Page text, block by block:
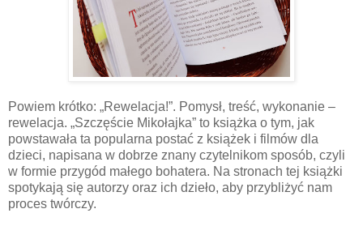
Powiem krótko: „Rewelacja!”. Pomysł, treść, wykonanie –
rewelacja. „Szczęście Mikołajka” to książka o tym, jak
powstawała ta popularna postać z książek i filmów dla
dzieci, napisana w dobrze znany czytelnikom sposób, czyli
w formie przygód małego bohatera. Na stronach tej książki
spotykają się autorzy oraz ich dzieło, aby przybliżyć nam
proces twórczy.